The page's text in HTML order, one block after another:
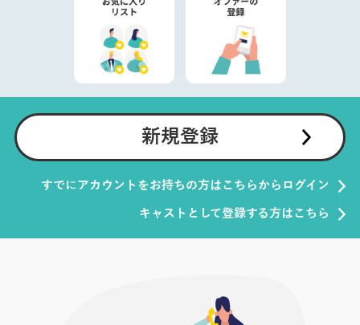
新規登録
すでにアカウントをお持ちの方はこちらからログイン
キャストとして登録する方はこちら